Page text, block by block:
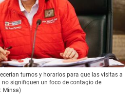
turnos y horarios para que las visitas a
signifiquen un foco de contagio de
Minsa)